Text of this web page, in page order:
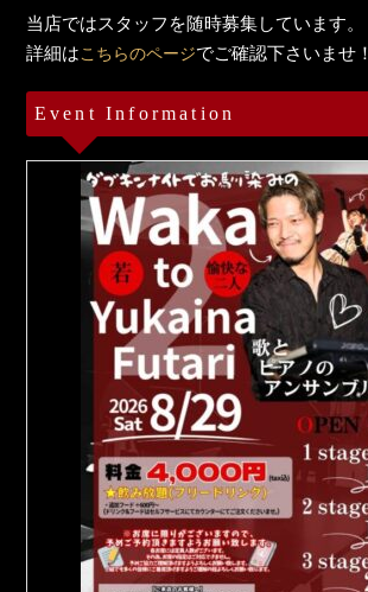
当店ではスタッフを随時募集しています。
詳細はこちらのページでご確認下さいませ！
Event Information